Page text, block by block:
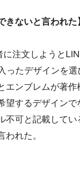
きないと言われた
注文しようと
たデザインを
エンブレムが著
するデザイン
可と記載して
れた。